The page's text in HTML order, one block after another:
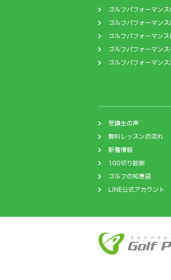
ゴルフパフォーマン
ゴルフパフォーマンス
ゴルフパフォーマンス
ゴルフパフォーマンス
ゴルフパフォーマンス
受講生の声
無料レッスンの流れ
新着情報
100切り診断
ゴルフの知恵袋
LINE公式アカウント